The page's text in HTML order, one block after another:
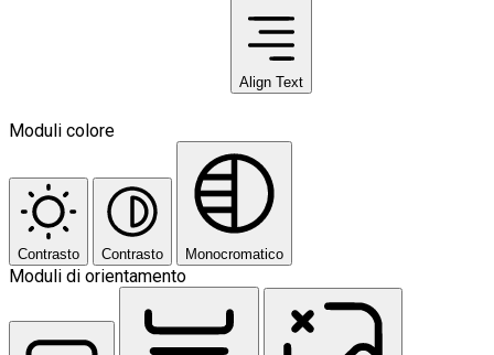
Align Text
Moduli colore
Contrasto Contrasto Monocromatico
Moduli di orientamento